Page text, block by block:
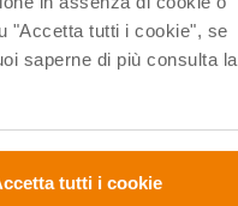
"Accetta tutti i cookie", se
saperne di più consulta la
tutti i cookie